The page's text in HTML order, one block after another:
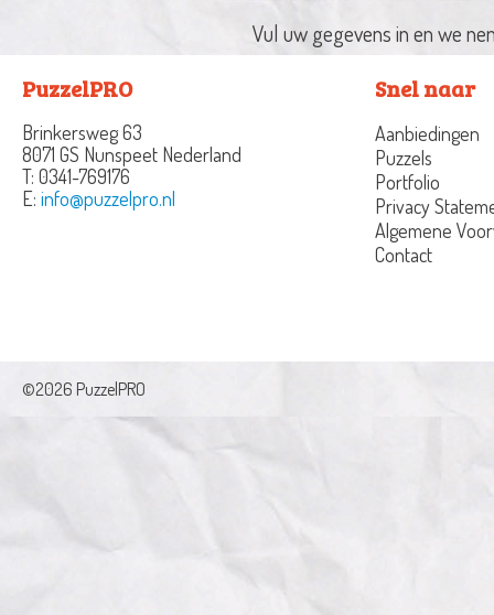
Vul uw gegevens in en we
PuzzelPRO
Brinkersweg 63
8071 GS Nunspeet Nederland
T: 0341-769176
E: info@puzzelpro.nl
Snel naar
Aanbiedingen
Puzzels
Portfolio
Privacy
Algemene
Contact
©2026 PuzzelPRO